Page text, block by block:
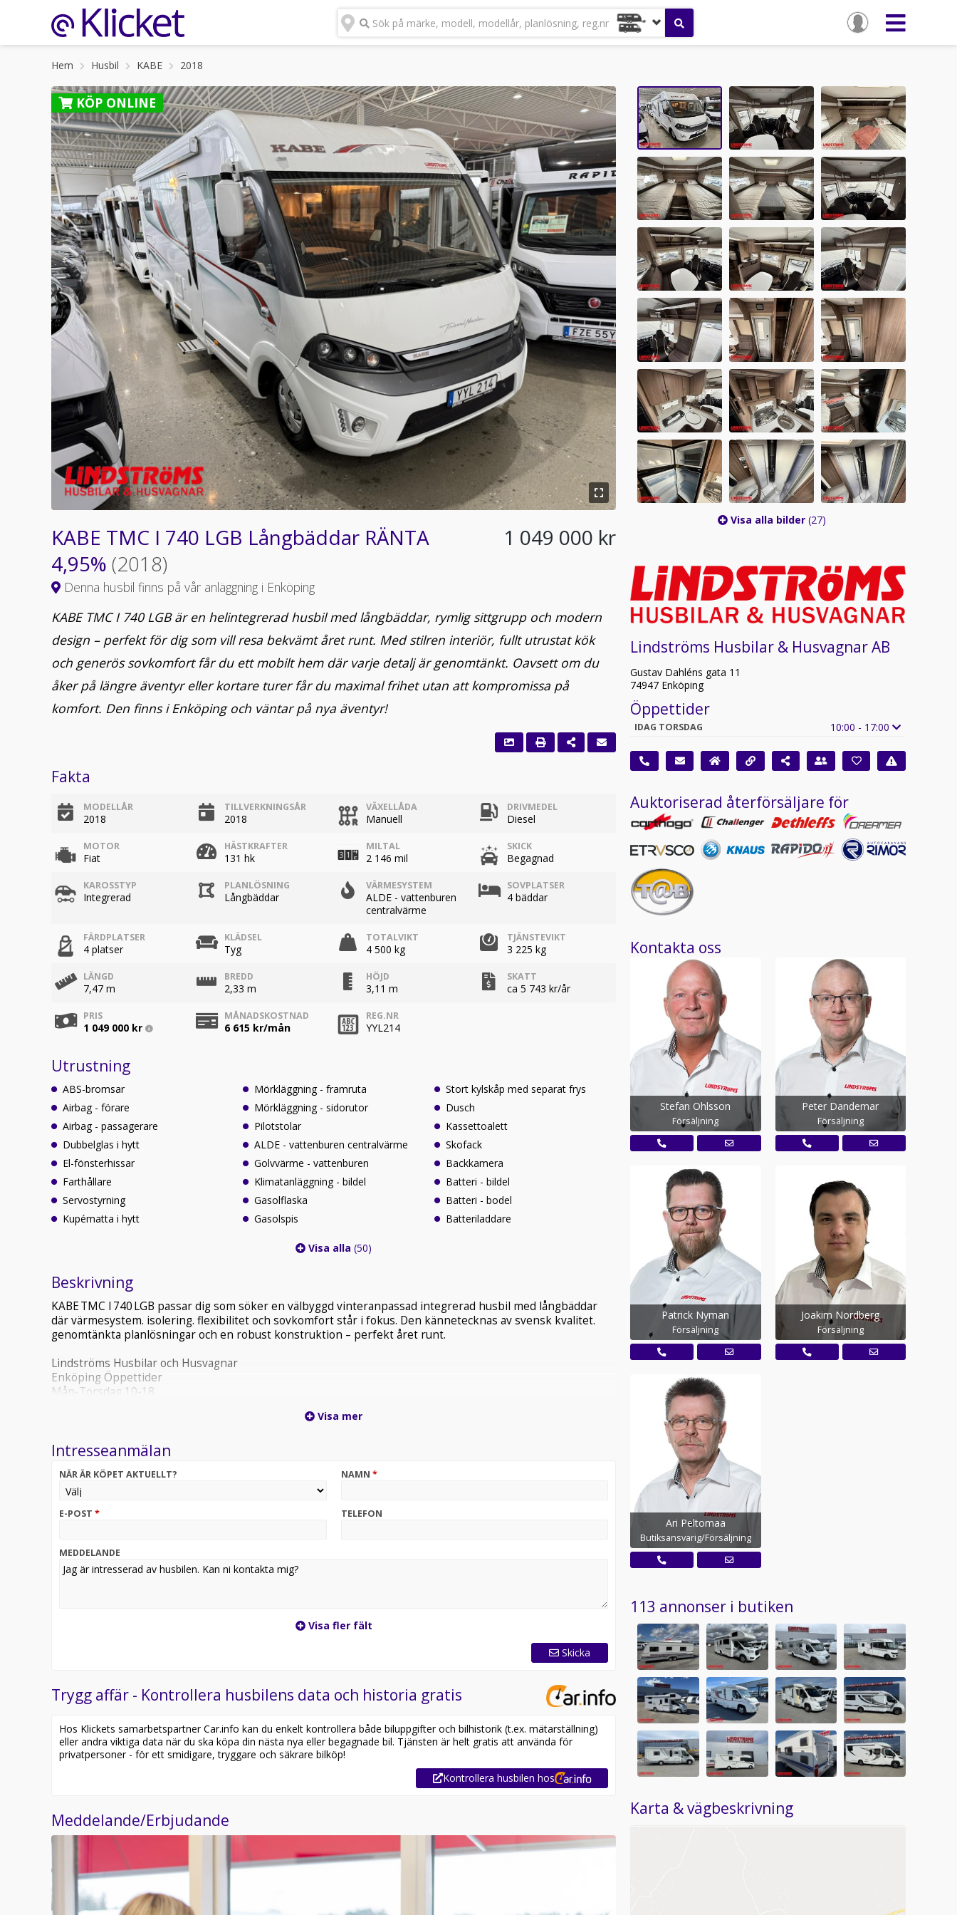
Sök på märke, modell, modellår, planlösning, reg.nr
Hem Husbil KABE 2018
KÖP ONLINE
KABE TMC I 740 LGB Långbäddar RÄNTA
4,95% (2018)
Denna husbil finns på vår anläggning i Enköping
1 049 000 kr
KABE TMC I 740 LGB är en helintegrerad husbil med långbäddar, rymlig sittgrupp och modern
design – perfekt för dig som vill resa bekvämt året runt. Med stilren interiör, fullt utrustat kök
och generös sovkomfort får du ett mobilt hem där varje detalj är genomtänkt. Oavsett om du
åker på längre äventyr eller kortare turer får du maximal frihet utan att kompromissa på
komfort. Den finns i Enköping och väntar på nya äventyr!
Fakta
MODELLÅR
2018
TILLVERKNINGSÅR
2018
VÄXELLÅDA
Manuell
DRIVMEDEL
Diesel
MOTOR
Fiat
HÄSTKRAFTER
131 hk
MILTAL
2 146 mil
SKICK
Begagnad
KAROSSTYP
Integrerad
PLANLÖSNING
Långbäddar
VÄRMESYSTEM
ALDE - vattenburen
centralvärme
SOVPLATSER
4 bäddar
FÄRDPLATSER
4 platser
KLÄDSEL
Tyg
TOTALVIKT
4 500 kg
TJÄNSTEVIKT
3 225 kg
LÄNGD
7,47 m
BREDD
2,33 m
HÖJD
3,11 m
SKATT
ca 5 743 kr/år
PRIS
1 049 000 kr
MÅNADSKOSTNAD
6 615 kr/mån
REG.NR
YYL214
Utrustning
ABS-bromsar
Airbag - förare
Airbag - passagerare
Dubbelglas i hytt
El-fönsterhissar
Farthållare
Servostyrning
Kupématta i hytt
Mörkläggning - framruta
Mörkläggning - sidorutor
Pilotstolar
ALDE - vattenburen centralvärme
Golvvärme - vattenburen
Klimatanläggning - bildel
Gasolflaska
Gasolspis
Stort kylskåp med separat frys
Dusch
Kassettoalett
Skofack
Backkamera
Batteri - bildel
Batteri - bodel
Batteriladdare
Visa alla(50)
Beskrivning
KABE TMC I 740 LGB passar dig som söker en välbyggd vinteranpassad integrerad husbil med långbäddar
där värmesystem. isolering. flexibilitet och sovkomfort står i fokus. Den kännetecknas av svensk kvalitet.
genomtänkta planlösningar och en robust konstruktion – perfekt året runt.
Lindströms Husbilar och Husvagnar
Enköping Öppettider
Mån-Torsdag 10-18
Boka gärna tid för visning
Varmt välkomna!
Visa mer
Intresseanmälan
NÄR ÄR KÖPET AKTUELLT? NAMN *
E-POST * TELEFON
MEDDELANDE
Visa fler fält
Skicka
Trygg affär - Kontrollera husbilens data och historia gratis
Hos Klickets samarbetspartner Car.info kan du enkelt kontrollera både biluppgifter och bilhistorik (t.ex. mätarställning)
eller andra viktiga data när du ska köpa din nästa nya eller begagnade bil. Tjänsten är helt gratis att använda för
privatpersoner - för ett smidigare, tryggare och säkrare bilköp!
Kontrollera husbilen hos
Meddelande/Erbjudande
Visa alla bilder (27)
Lindströms Husbilar & Husvagnar AB
Gustav Dahléns gata 11
74947 Enköping
Öppettider
IDAG TORSDAG 10:00 - 17:00
Auktoriserad återförsäljare för
Kontakta oss
Stefan Ohlsson
Försäljning
Peter Dandemar
Försäljning
Patrick Nyman
Försäljning
Joakim Nordberg
Försäljning
Ari Peltomaa
Butiksansvarig/Försäljning
113 annonser i butiken
Karta & vägbeskrivning